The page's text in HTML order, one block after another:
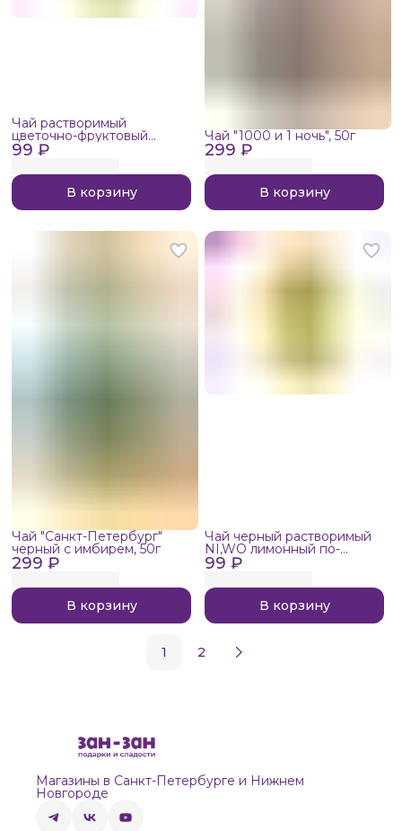
99 ₽
Чай растворимый
цветочно-фруктовый
NI,WO с жасмином и
В корзину
299 ₽
Чай "1000 и 1 ночь", 50г
В корзину
299 ₽
Чай "Санкт-Петербург"
черный с имбирем, 50г
В корзину
99 ₽
Чай черный растворимый
NI,WO лимонный по-
гонконгски 1шт, 50г
В корзину
1 2
Магазины в Санкт-Петербурге и Нижнем
Новгороде